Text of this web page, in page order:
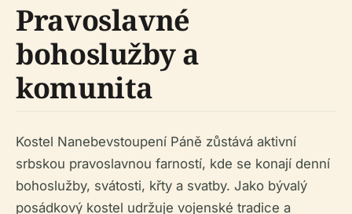
Pravoslavné
bohoslužby a
komunita
Kostel Nanebevstoupení Páně zůstává aktivní
srbskou pravoslavnou farností, kde se konají denní
bohoslužby, svátosti, křty a svatby. Jako bývalý
posádkový kostel udržuje vojenské tradice a